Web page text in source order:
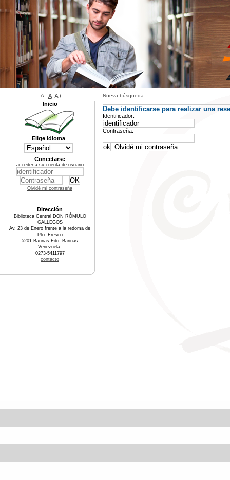
Nueva búsqueda
Debe identificarse para realizar una
Identificador:
Contraseña:
A- A A+
Inicio
Elige idioma
Conectarse
acceder a su cuenta de usuario
Olvidé mi contraseña
Dirección
Biblioteca Central DON RÓMULO
GALLEGOS
Av. 23 de Enero frente a la redoma de
Pto. Fresco
5201 Barinas Edo. Barinas
Venezuela
0273-5411797
contacto